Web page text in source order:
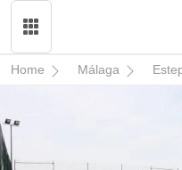
Home Málaga